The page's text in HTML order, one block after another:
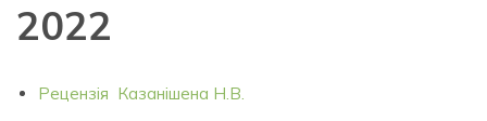
2022
Рецензія Казанішена Н.В.